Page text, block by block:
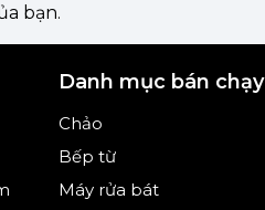
bạn.
Danh mục bán chạy
Chảo
Bếp từ
Máy rửa bát